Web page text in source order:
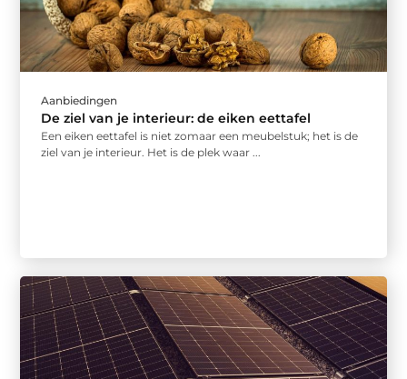
Aanbiedingen
De ziel van je interieur: de eiken eettafel
Een eiken eettafel is niet zomaar een meubelstuk; het is de
ziel van je interieur. Het is de plek waar ...